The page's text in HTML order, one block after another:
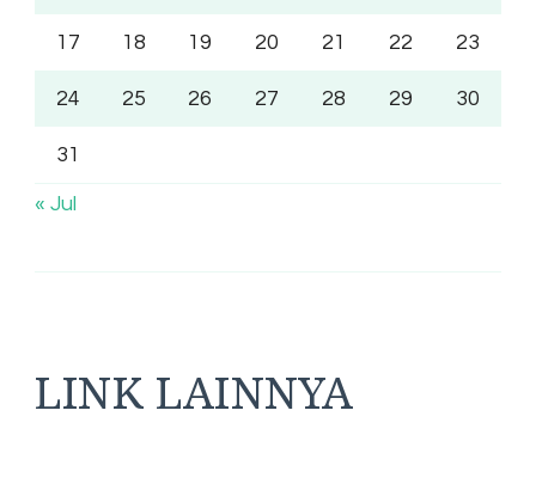
17 18 19 20 21 22 23
24 25 26 27 28 29 30
31
« Jul
LINK LAINNYA